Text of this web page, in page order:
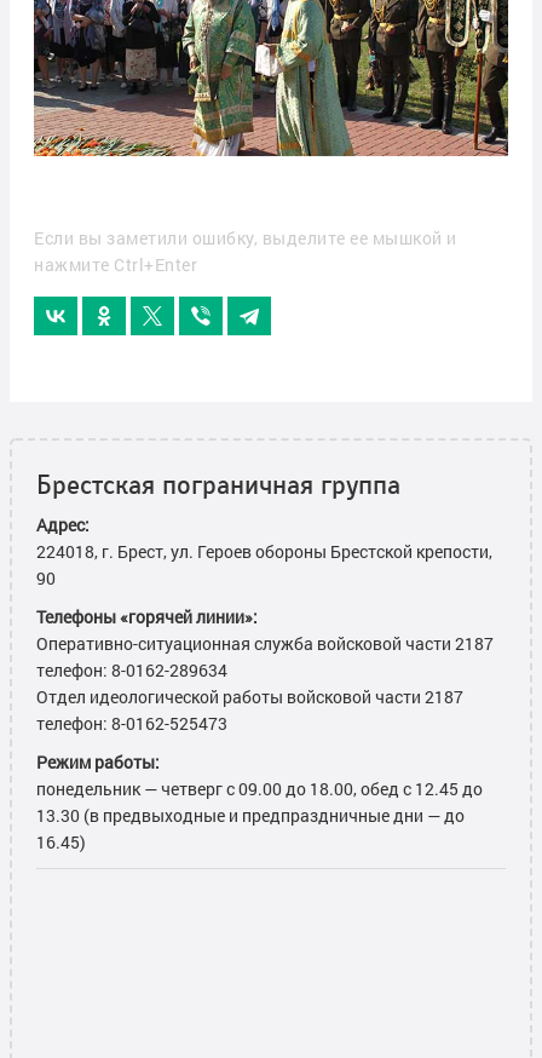
Если вы заметили ошибку, выделите ее мышкой и
нажмите Ctrl+Enter
Брестская пограничная группа
Адрес:
224018, г. Брест, ул. Героев обороны Брестской крепости,
90
Телефоны «горячей линии»:
Оперативно-ситуационная служба войсковой части 2187
телефон: 8-0162-289634
Отдел идеологической работы войсковой части 2187
телефон: 8-0162-525473
Режим работы:
понедельник — четверг с 09.00 до 18.00, обед с 12.45 до
13.30 (в предвыходные и предпраздничные дни — до
16.45)